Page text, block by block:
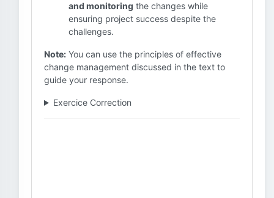
and monitoring the changes while
ensuring project success despite the
challenges.
Note: You can use the principles of effective
change management discussed in the text to
guide your response.
Exercice Correction